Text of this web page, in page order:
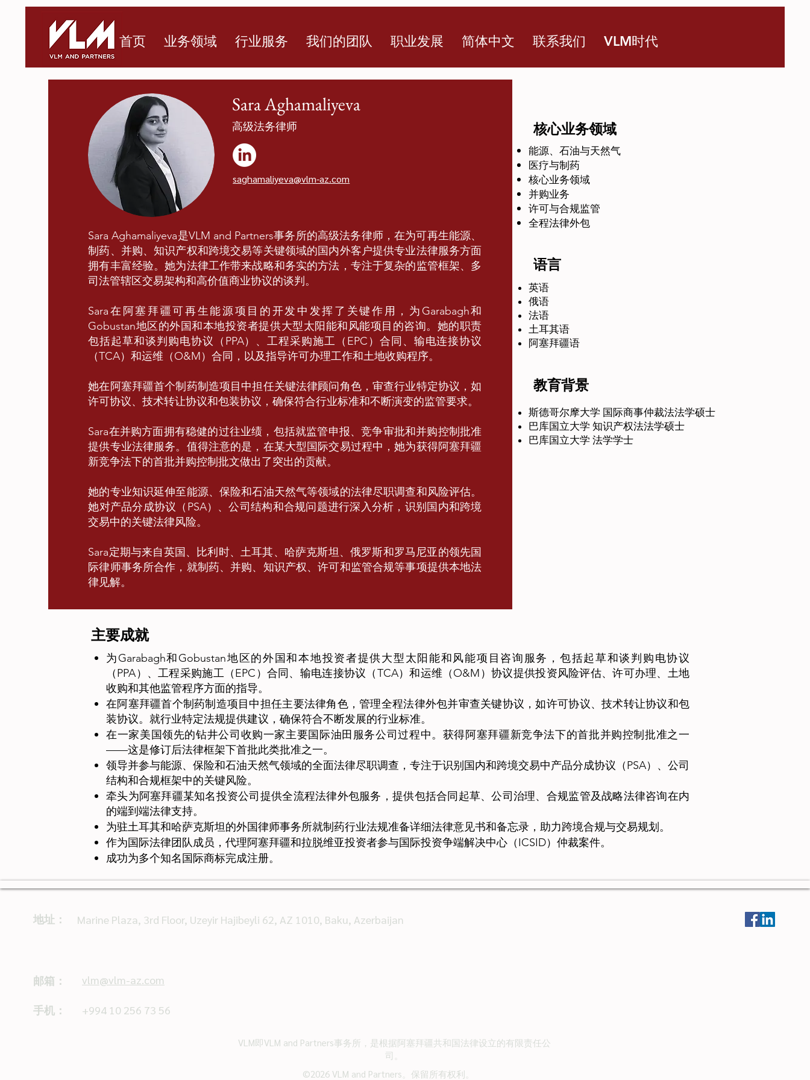
首页 业务领域 行业服务 我们的团队 职业发展 简体中文 联系我们 VLM时代
Sara Aghamaliyeva
高级法务律师
saghamaliyeva@vlm-az.com
Sara Aghamaliyeva是VLM and Partners事务所的高级法务律师，在为可再生能源、
制药、并购、知识产权和跨境交易等关键领域的国内外客户提供专业法律服务方面
拥有丰富经验。她为法律工作带来战略和务实的方法，专注于复杂的监管框架、多
司法管辖区交易架构和高价值商业协议的谈判。
Sara在阿塞拜疆可再生能源项目的开发中发挥了关键作用，为Garabagh和
Gobustan地区的外国和本地投资者提供大型太阳能和风能项目的咨询。她的职责
包括起草和谈判购电协议（PPA）、工程采购施工（EPC）合同、输电连接协议
（TCA）和运维（O&M）合同，以及指导许可办理工作和土地收购程序。
她在阿塞拜疆首个制药制造项目中担任关键法律顾问角色，审查行业特定协议，如
许可协议、技术转让协议和包装协议，确保符合行业标准和不断演变的监管要求。
Sara在并购方面拥有稳健的过往业绩，包括就监管申报、竞争审批和并购控制批准
提供专业法律服务。值得注意的是，在某大型国际交易过程中，她为获得阿塞拜疆
新竞争法下的首批并购控制批文做出了突出的贡献。
她的专业知识延伸至能源、保险和石油天然气等领域的法律尽职调查和风险评估。
她对产品分成协议（PSA）、公司结构和合规问题进行深入分析，识别国内和跨境
交易中的关键法律风险。
Sara定期与来自英国、比利时、土耳其、哈萨克斯坦、俄罗斯和罗马尼亚的领先国
际律师事务所合作，就制药、并购、知识产权、许可和监管合规等事项提供本地法
律见解。
核心业务领域
能源、石油与天然气
医疗与制药
核心业务领域
并购业务
许可与合规监管
全程法律外包
语言
英语
俄语
法语
土耳其语
阿塞拜疆语
教育背景
斯德哥尔摩大学 国际商事仲裁法法学硕士
巴库国立大学 知识产权法法学硕士
巴库国立大学 法学学士
主要成就
为Garabagh和Gobustan地区的外国和本地投资者提供大型太阳能和风能项目咨询服务，包括起草和谈判购电协议
（PPA）、工程采购施工（EPC）合同、输电连接协议（TCA）和运维（O&M）协议提供投资风险评估、许可办理、土地
收购和其他监管程序方面的指导。
在阿塞拜疆首个制药制造项目中担任主要法律角色，管理全程法律外包并审查关键协议，如许可协议、技术转让协议和包
装协议。就行业特定法规提供建议，确保符合不断发展的行业标准。
在一家美国领先的钻井公司收购一家主要国际油田服务公司过程中。获得阿塞拜疆新竞争法下的首批并购控制批准之一
——这是修订后法律框架下首批此类批准之一。
领导并参与能源、保险和石油天然气领域的全面法律尽职调查，专注于识别国内和跨境交易中产品分成协议（PSA）、公司
结构和合规框架中的关键风险。
牵头为阿塞拜疆某知名投资公司提供全流程法律外包服务，提供包括合同起草、公司治理、合规监管及战略法律咨询在内
的端到端法律支持。
为驻土耳其和哈萨克斯坦的外国律师事务所就制药行业法规准备详细法律意见书和备忘录，助力跨境合规与交易规划。
作为国际法律团队成员，代理阿塞拜疆和拉脱维亚投资者参与国际投资争端解决中心（ICSID）仲裁案件。
成功为多个知名国际商标完成注册。
地址： Marine Plaza, 3rd Floor, Uzeyir Hajibeyli 62, AZ 1010, Baku, Azerbaijan
邮箱： vlm@vlm-az.com
手机： +994 10 256 73 56
VLM即VLM and Partners事务所，是根据阿塞拜疆共和国法律设立的有限责任公
司。
©2026 VLM and Partners。保留所有权利。